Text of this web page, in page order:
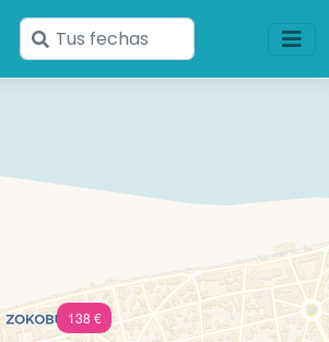
Ingresa
tus
138 €